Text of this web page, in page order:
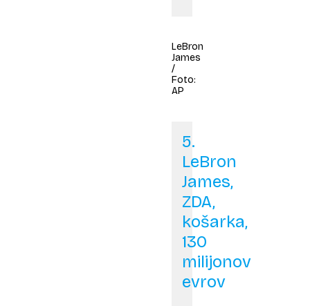
LeBron
James
/
Foto:
AP
5.
LeBron
James,
ZDA,
košarka,
130
milijonov
evrov